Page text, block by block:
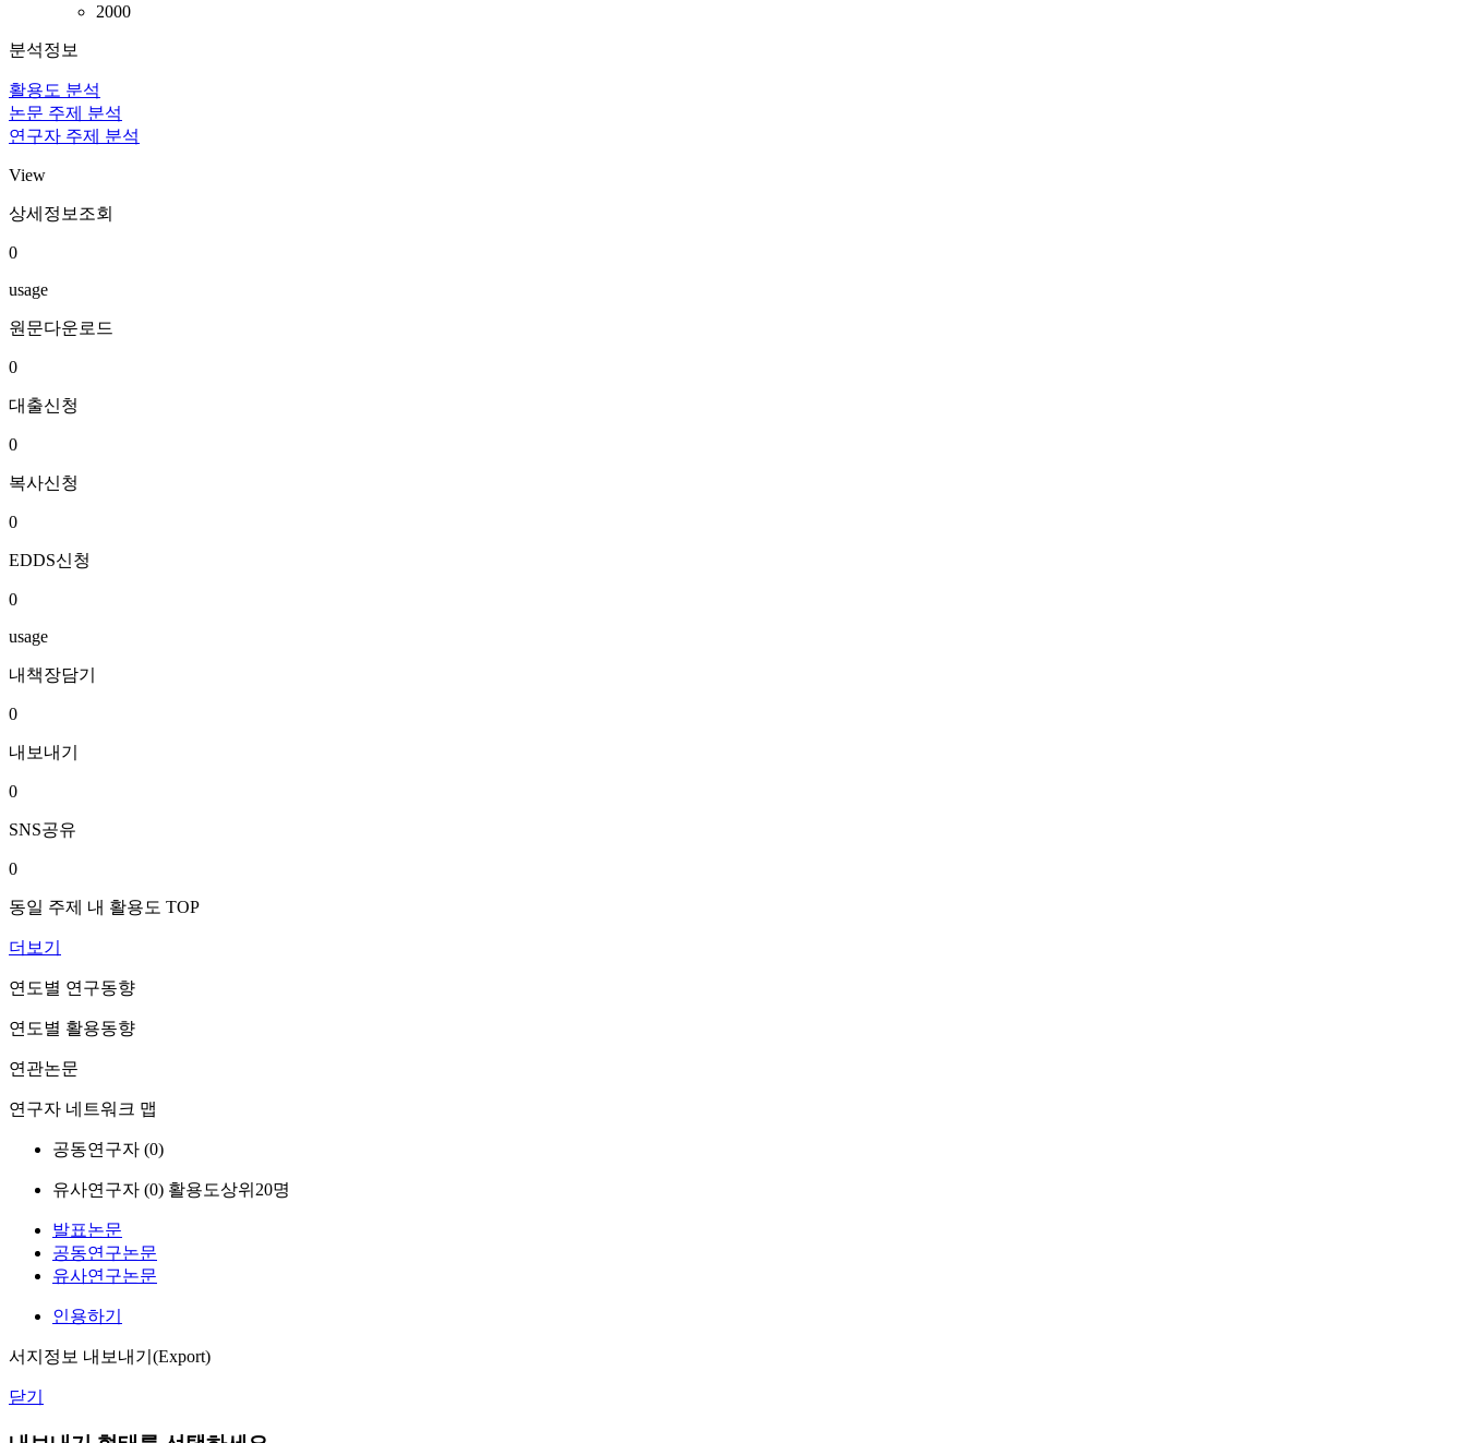
2000
분석정보
활용도 분석
논문 주제 분석
연구자 주제 분석
View
상세정보조회
0
usage
원문다운로드
0
대출신청
0
복사신청
0
EDDS신청
0
usage
내책장담기
0
내보내기
0
SNS공유
0
동일 주제 내 활용도 TOP
더보기
연도별 연구동향
연도별 활용동향
연관논문
연구자 네트워크 맵
공동연구자 (0)
유사연구자 (0) 활용도상위20명
발표논문
공동연구논문
유사연구논문
인용하기
서지정보 내보내기(Export)
닫기